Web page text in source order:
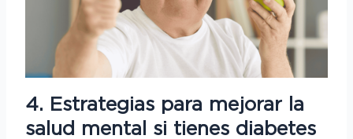
4. Estrategias para mejorar la
salud mental si tienes diabetes